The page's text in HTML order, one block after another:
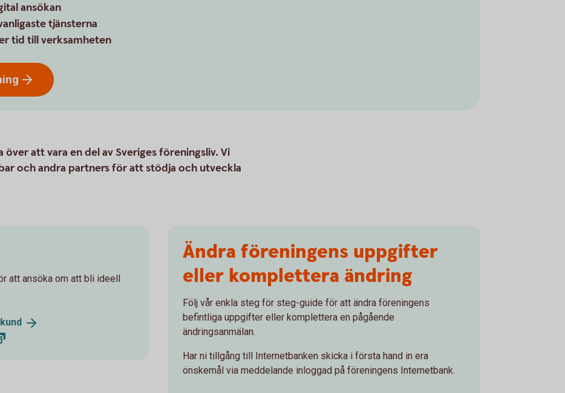
ansökan
tjänsterna
tid till verksamheten
att vara en del av Sveriges föreningsliv. Vi
och andra partners för att stödja och utveckla
att ansöka om att bli ideell
Ändra föreningens uppgifter
eller komplettera ändring
Följ vår enkla steg för steg-guide för att ändra föreningens
befintliga uppgifter eller komplettera en pågående
ändringsanmälan.
Har ni tillgång till Internetbanken skicka i första hand in era
önskemål via meddelande inloggad på föreningens Internetbank.